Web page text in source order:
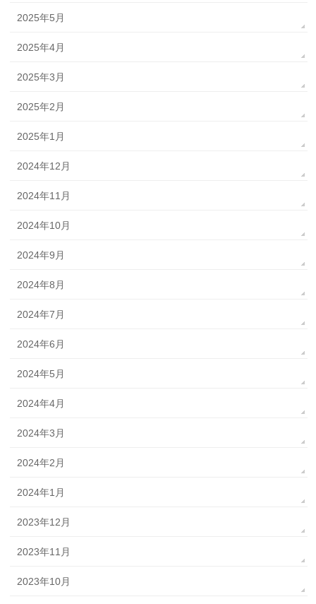
2025年5月
2025年4月
2025年3月
2025年2月
2025年1月
2024年12月
2024年11月
2024年10月
2024年9月
2024年8月
2024年7月
2024年6月
2024年5月
2024年4月
2024年3月
2024年2月
2024年1月
2023年12月
2023年11月
2023年10月